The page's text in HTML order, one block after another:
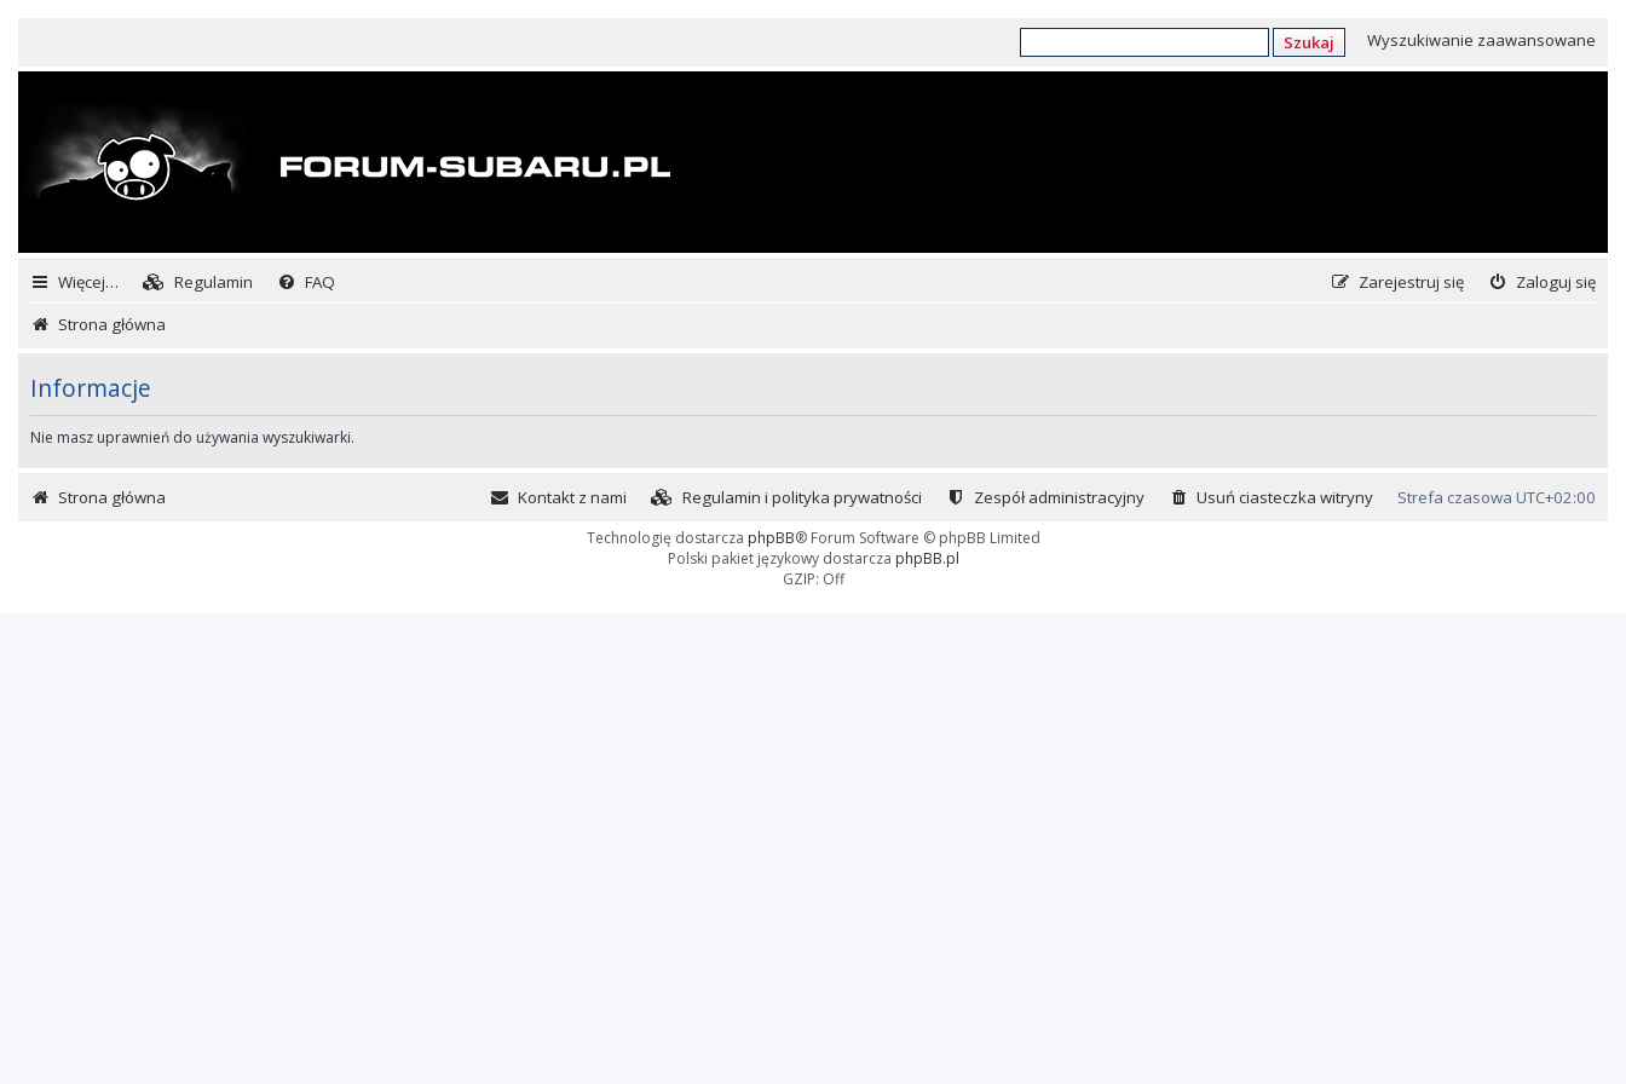
Szukaj Wyszukiwanie zaawansowane
Więcej… Regulamin FAQ Zaloguj się
Zarejestruj się
Strona główna
Informacje
Nie masz uprawnień do używania wyszukiwarki.
Strona główna Strefa czasowa UTC+02:00
Usuń ciasteczka witryny
Zespół administracyjny
Regulamin i polityka prywatności
Kontakt z nami
Technologię dostarcza phpBB® Forum Software © phpBB Limited
Polski pakiet językowy dostarcza phpBB.pl
GZIP: Off